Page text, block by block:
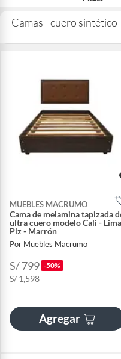
Camas - cuero sintético
MUEBLES MACRUMO
Cama de melamina tapizada
ultra cuero modelo Cali - Lima
Plz - Marrón
Por Muebles Macrumo
S/ 799 -50%
S/ 1,598
Agregar